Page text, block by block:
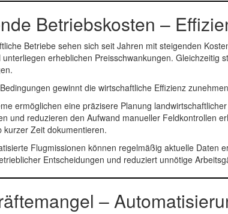
Betriebskosten –
Betriebe sehen sich seit Jahren mit steigenden
unterliegen erheblichen Preisschwankungen.
gewinnt die wirtschaftliche Effizienz
ermöglichen eine präzisere Planung
und reduzieren den Aufwand manueller Feldkontrollen
kurzer Zeit dokumentieren.
Flugmissionen können regelmäßig aktuelle Daten
Entscheidungen und reduziert unnötige
–